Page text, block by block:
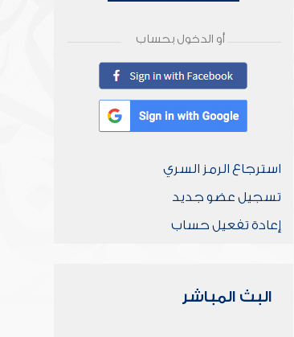
أو الدخول بحساب
استرجاع الرمز السري
تسجيل عضو جديد
إعادة تفعيل حساب
البث المباشر